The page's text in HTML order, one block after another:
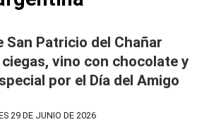
San Patricio del Chañar
vino con chocolate y
por el Día del Amigo
29 DE JUNIO DE 2026